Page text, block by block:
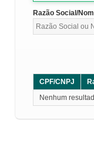
Razão Social/
CPF/CNPJ
Nenhum